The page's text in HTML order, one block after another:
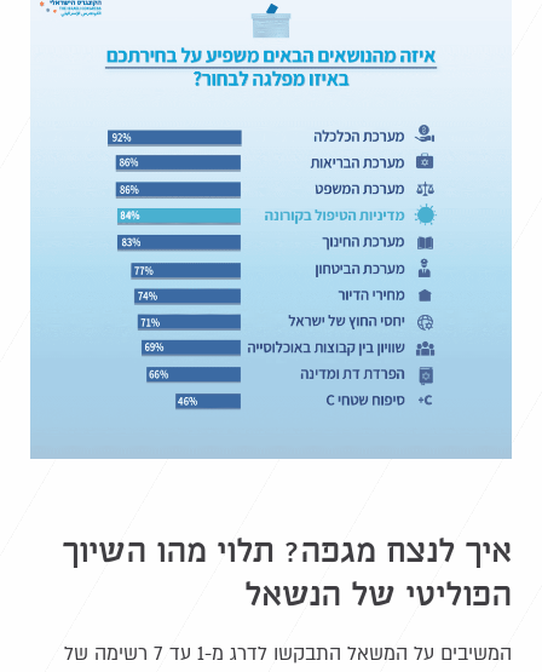
איך לנצח מגפה? תלוי מהו השיוך
הפוליטי של הנשאל
המשיבים על המשאל התבקשו לדרג מ-1 עד 7 רשימה של